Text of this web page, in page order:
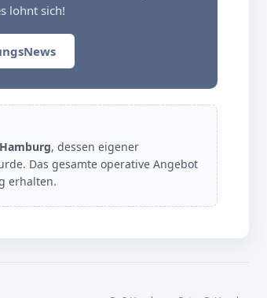
lohnt sich!
, dessen eigener
Das gesamte operative Angebot
erhalten.